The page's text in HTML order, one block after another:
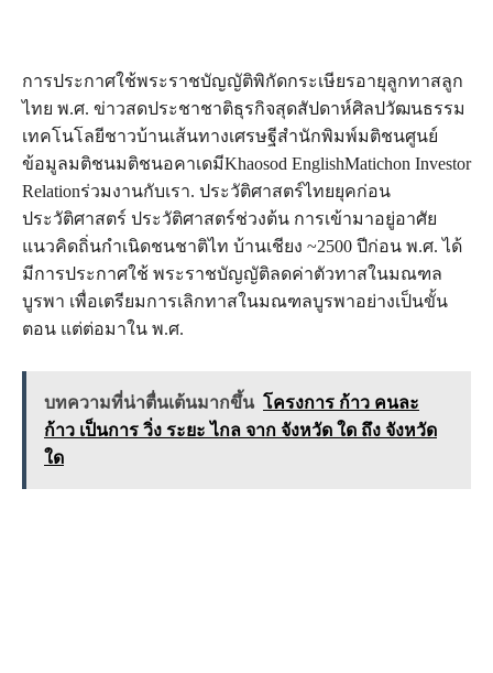
การประกาศใช้พระราชบัญญัติพิกัดกระเษียรอายุลูกทาสลูก
ไทย พ.ศ. ข่าวสดประชาชาติธุรกิจสุดสัปดาห์ศิลปวัฒนธรรม
เทคโนโลยีชาวบ้านเส้นทางเศรษฐีสำนักพิมพ์มติชนศูนย์
ข้อมูลมติชนมติชนอคาเดมีKhaosod EnglishMatichon Investor
Relationร่วมงานกับเรา. ประวัติศาสตร์ไทยยุคก่อน
ประวัติศาสตร์ ประวัติศาสตร์ช่วงต้น การเข้ามาอยู่อาศัย
แนวคิดถิ่นกำเนิดชนชาติไท บ้านเชียง ~2500 ปีก่อน พ.ศ. ได้
มีการประกาศใช้ พระราชบัญญัติลดค่าตัวทาสในมณฑล
บูรพา เพื่อเตรียมการเลิกทาสในมณฑลบูรพาอย่างเป็นขั้น
ตอน แต่ต่อมาใน พ.ศ.
บทความที่น่าตื่นเต้นมากขึ้น โครงการ ก้าว คนละ
ก้าว เป็นการ วิ่ง ระยะ ไกล จาก จังหวัด ใด ถึง จังหวัด
ใด